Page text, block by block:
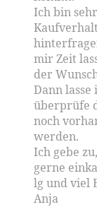
Ich bin
mir Zeit
der
Dann
überprüfe
noch
werden.
Ich gebe
gerne
lg und viel
Anja